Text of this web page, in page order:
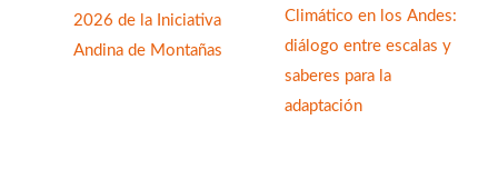
2026 de la Iniciativa
Andina de Montañas
Climático en los Andes:
diálogo entre escalas y
saberes para la
adaptación